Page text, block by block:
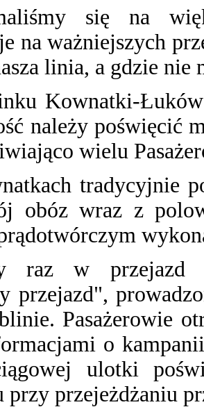
się na
na ważniejszych
linia, a gdzie
Kownatki-
należy poświęcić
wielu
tradycyjnie
obóz wraz z
raz w przejazd
przejazd",
Pasażerowie
o
ulotki
przy przejeżdżaniu